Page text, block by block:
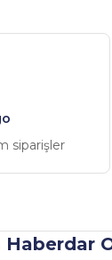
bilgiler
daha pahalı.
siparişler